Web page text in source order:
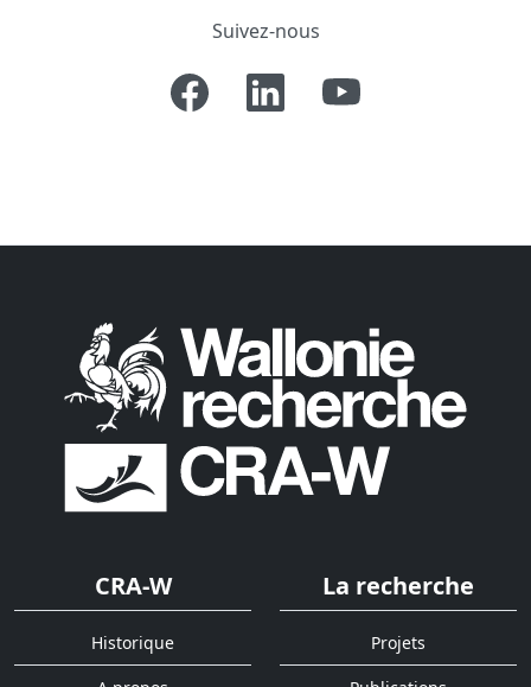
Suivez-nous
CRA-W
Historique
La recherche
Projets